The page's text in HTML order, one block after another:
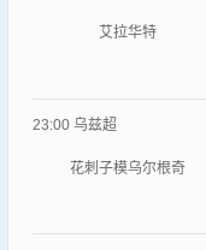
艾拉华特
23:00 乌兹超
花刺子模乌尔根奇